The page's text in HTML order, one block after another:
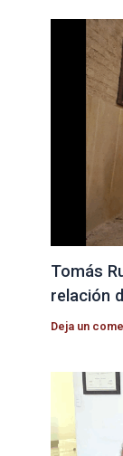
Tomás
relación
Deja un